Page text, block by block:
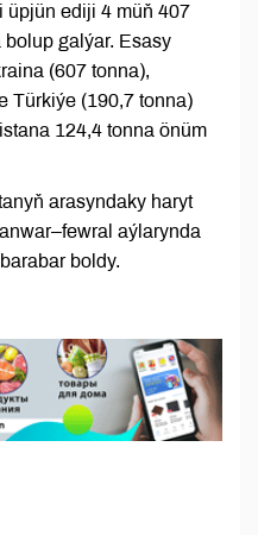
üpjün ediji 4 müň 407
galýar. Esasy
(607 tonna),
Türkiýe (190,7 tonna)
124,4 tonna önüm
arasyndaky haryt
aýlarynda
boldy.